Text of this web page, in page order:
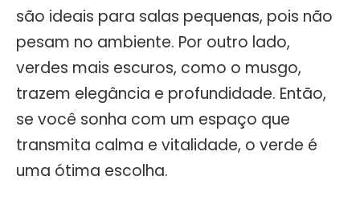
são ideais para salas pequenas, pois não
pesam no ambiente. Por outro lado,
verdes mais escuros, como o musgo,
trazem elegância e profundidade. Então,
se você sonha com um espaço que
transmita calma e vitalidade, o verde é
uma ótima escolha.